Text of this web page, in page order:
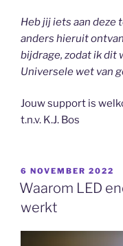
Heb jij iets aan deze
anders hieruit
bijdrage, zodat ik dit
Universele wet van
Jouw support is
t.n.v. K.J. Bos
GEPLAATST
OP
6 NOVEMBER 2022
Waarom LED
werkt